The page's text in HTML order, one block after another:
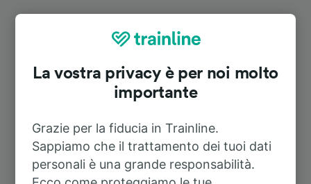
Itinerari più popolari da Schöna
Durata
A Děčín hl.n. 17m
La vostra privacy è per noi molto
importante
Grazie per la fiducia in Trainline.
Sappiamo che il trattamento dei tuoi dati
personali è una grande responsabilità.